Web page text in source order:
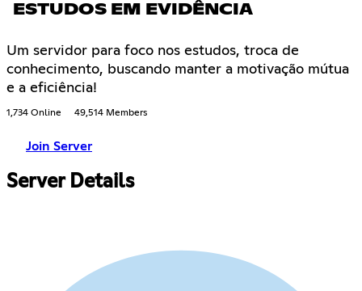
ESTUDOS EM EVIDÊNCIA
Um servidor para foco nos estudos, troca de
conhecimento, buscando manter a motivação mútua
e a eficiência!
1,734 Online 49,514 Members
Join Server
Server Details